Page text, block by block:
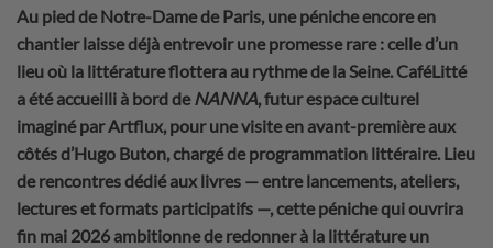
Au pied de Notre-Dame de Paris, une péniche encore en
chantier laisse déjà entrevoir une promesse rare : celle d’un
lieu où la littérature flottera au rythme de la Seine. CaféLitté
a été accueilli à bord deNANNA, futur espace culturel
imaginé par Artflux, pour une visite en avant-première aux
côtés d’Hugo Buton,chargé de programmation littéraire. Lieu
de rencontres dédié aux livres — entre lancements, ateliers,
lectures et formats participatifs —, cette péniche qui ouvrira
fin mai 2026 ambitionne de redonner à la littérature un